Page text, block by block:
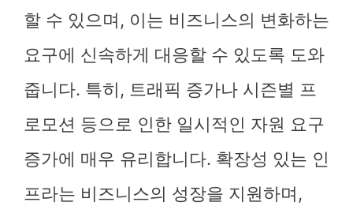
할 수 있으며, 이는 비즈니스의 변화하는
요구에 신속하게 대응할 수 있도록 도와
줍니다. 특히, 트래픽 증가나 시즌별 프
로모션 등으로 인한 일시적인 자원 요구
증가에 매우 유리합니다. 확장성 있는 인
프라는 비즈니스의 성장을 지원하며,